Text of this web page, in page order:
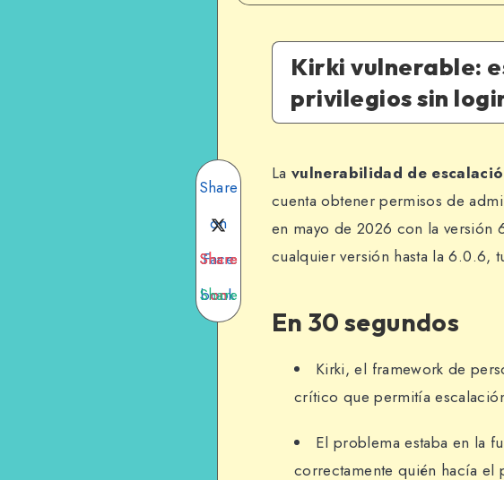
Kirki vulnerable:
privilegios sin
Share
on
Face
book
Share
on
Share
on
Share
Lavulnerabilidad de
cuenta obtener permisos de
en mayo de 2026 con la versión
cualquier versión hasta la 6.0.6,
En 30 segundos
Kirki, el framework de
crítico que permitía
El problema estaba en la
correctamente quién hacía el